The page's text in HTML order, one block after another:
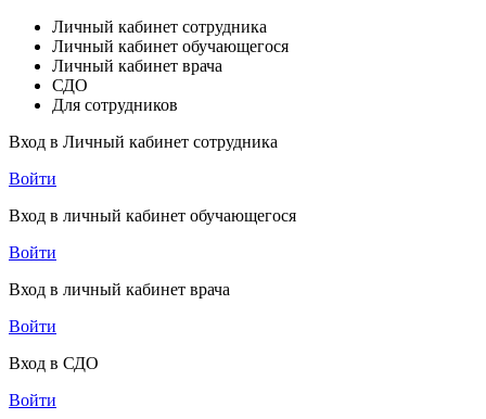
Личный кабинет сотрудника
Личный кабинет обучающегося
Личный кабинет врача
СДО
Для сотрудников
Вход в Личный кабинет сотрудника
Войти
Вход в личный кабинет обучающегося
Войти
Вход в личный кабинет врача
Войти
Вход в СДО
Войти